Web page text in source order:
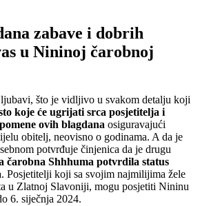
zabave i dobrih
u Nininoj čarobnoj
što je vidljivo u svakom detalju koji
koje će ugrijati srca posjetitelja i
ovih blagdana osiguravajući
obitelj, neovisno o godinama. A da je
potvrđuje činjenica da je drugu
čarobna Shhhuma potvrdila status
. Posjetitelji koji sa svojim najmilijima žele
u Zlatnoj Slavoniji, mogu posjetiti Nininu
6. siječnja 2024.